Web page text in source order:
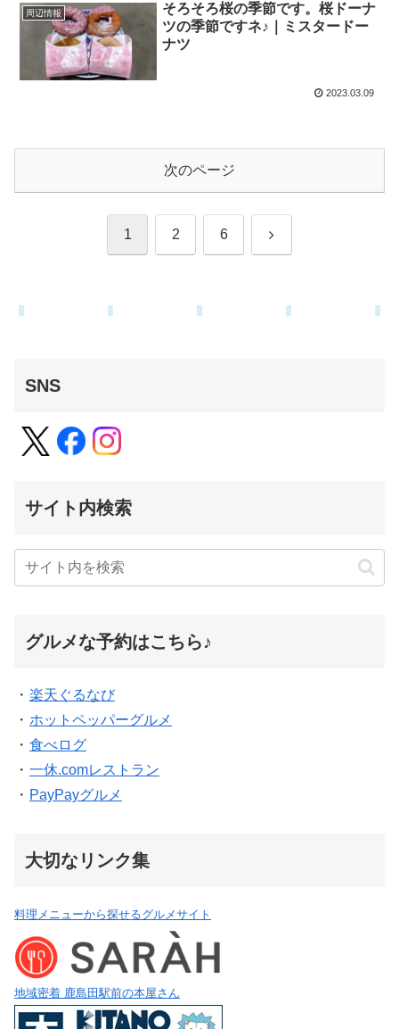
周辺情報
そろそろ桜の季節です。桜ドーナ
ツの季節ですネ♪｜ミスタードー
ナツ
2023.03.09
次のページ
1 2 6 次
SNS
サイト内検索
グルメな予約はこちら♪
・ 楽天ぐるなび
・ ホットペッパーグルメ
・ 食べログ
・ 一休.comレストラン
・ PayPayグルメ
大切なリンク集
料理メニューから探せるグルメサイト
地域密着 鹿島田駅前の本屋さん